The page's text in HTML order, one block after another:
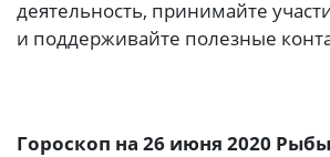
деятельность, принимайте
и поддерживайте полезные
Гороскоп на 26 июня 2020 Рыбы